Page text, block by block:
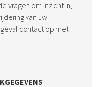
vragen om inzicht in,
van uw
contact op met